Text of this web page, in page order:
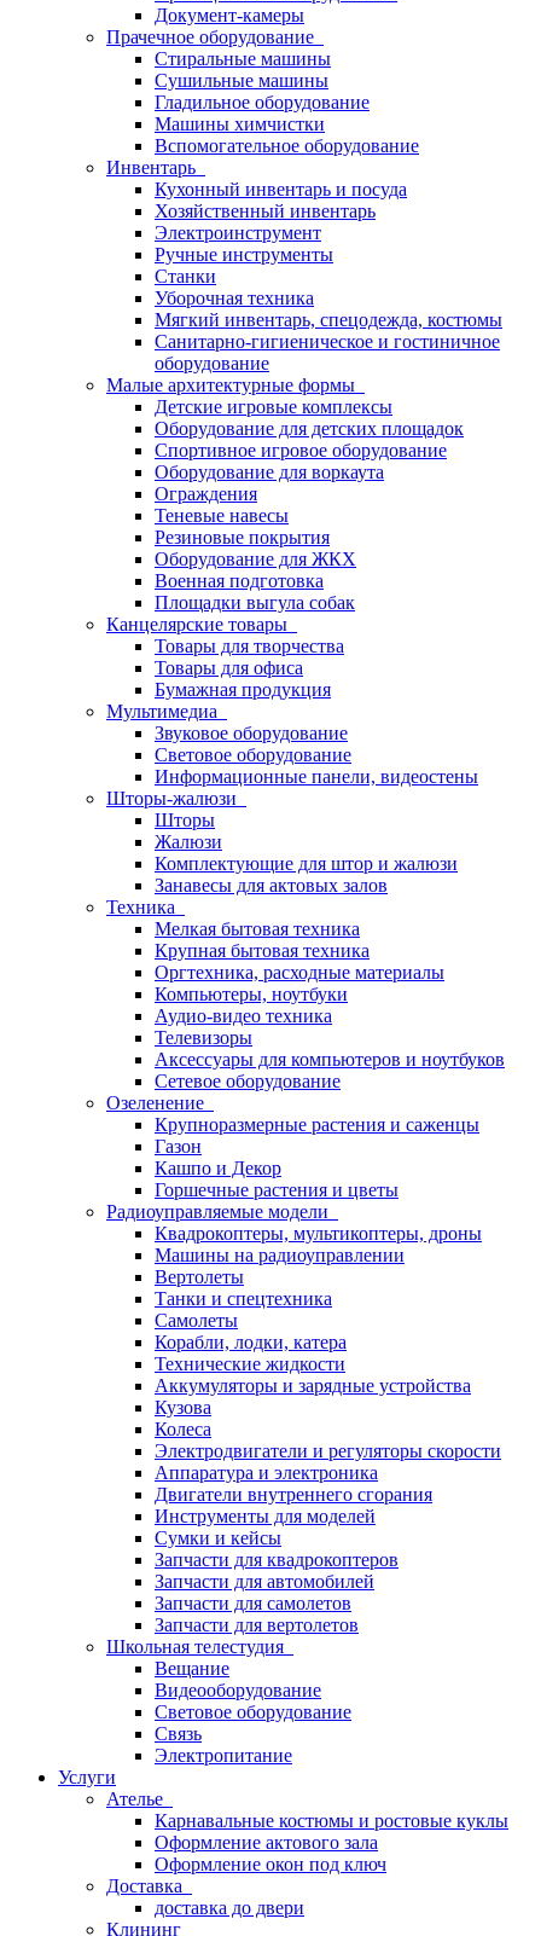
Документ-камеры
Прачечное оборудование
Стиральные машины
Сушильные машины
Гладильное оборудование
Машины химчистки
Вспомогательное оборудование
Инвентарь
Кухонный инвентарь и посуда
Хозяйственный инвентарь
Электроинструмент
Ручные инструменты
Станки
Уборочная техника
Мягкий инвентарь, спецодежда, костюмы
Санитарно-гигиеническое и гостиничное
оборудование
Малые архитектурные формы
Детские игровые комплексы
Оборудование для детских площадок
Спортивное игровое оборудование
Оборудование для воркаута
Ограждения
Теневые навесы
Резиновые покрытия
Оборудование для ЖКХ
Военная подготовка
Площадки выгула собак
Канцелярские товары
Товары для творчества
Товары для офиса
Бумажная продукция
Мультимедиа
Звуковое оборудование
Световое оборудование
Информационные панели, видеостены
Шторы-жалюзи
Шторы
Жалюзи
Комплектующие для штор и жалюзи
Занавесы для актовых залов
Техника
Мелкая бытовая техника
Крупная бытовая техника
Оргтехника, расходные материалы
Компьютеры, ноутбуки
Аудио-видео техника
Телевизоры
Аксессуары для компьютеров и ноутбуков
Сетевое оборудование
Озеленение
Крупноразмерные растения и саженцы
Газон
Кашпо и Декор
Горшечные растения и цветы
Радиоуправляемые модели
Квадрокоптеры, мультикоптеры, дроны
Машины на радиоуправлении
Вертолеты
Танки и спецтехника
Самолеты
Корабли, лодки, катера
Технические жидкости
Аккумуляторы и зарядные устройства
Кузова
Колеса
Электродвигатели и регуляторы скорости
Аппаратура и электроника
Двигатели внутреннего сгорания
Инструменты для моделей
Сумки и кейсы
Запчасти для квадрокоптеров
Запчасти для автомобилей
Запчасти для самолетов
Запчасти для вертолетов
Школьная телестудия
Вещание
Видеооборудование
Световое оборудование
Связь
Электропитание
Услуги
Ателье
Карнавальные костюмы и ростовые куклы
Оформление актового зала
Оформление окон под ключ
Доставка
доставка до двери
Клининг